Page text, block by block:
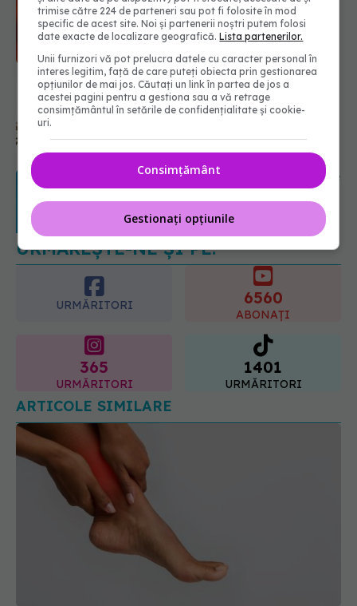
păr. Tot mai multe femei îl adoră
08.08.2026, 17:00
Medicamentul folosit de peste 60 de
ani care acționează într-un loc
neașteptat
Transpirații nocturne: semnul ignorat
care poate ascunde probleme
serioase de sănătate
08.08.2026, 20:00
URMĂREȘTE-NE ȘI PE:
URMĂRITORI
ABONAȚI
365
URMĂRITORI
1401
URMĂRITORI
Semnul aparent banal de pe glezne pe care nu
trebuie să-l ignori vara. Când devine o urgență
trimise către 224 de parteneri sau pot fi folosite în mod
specific de acest site. Noi și partenerii noștri putem folosi
date exacte de localizare geografică.Lista partenerilor.
Unii furnizori vă pot prelucra datele cu caracter personal în
interes legitim, față de care puteți obiecta prin gestionarea
opțiunilor de mai jos. Căutați un link în partea de jos a
acestei pagini pentru a gestiona sau a vă retrage
consimțământul în setările de confidențialitate și cookie-
uri.
Consimțământ
Gestionați opțiunile